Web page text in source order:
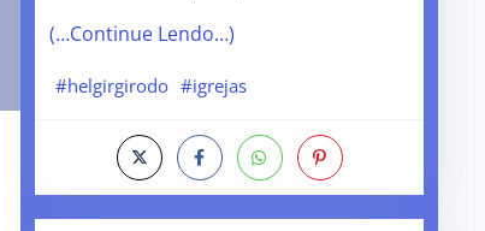
(…Continue Lendo…)
#helgirgirodo #igrejas